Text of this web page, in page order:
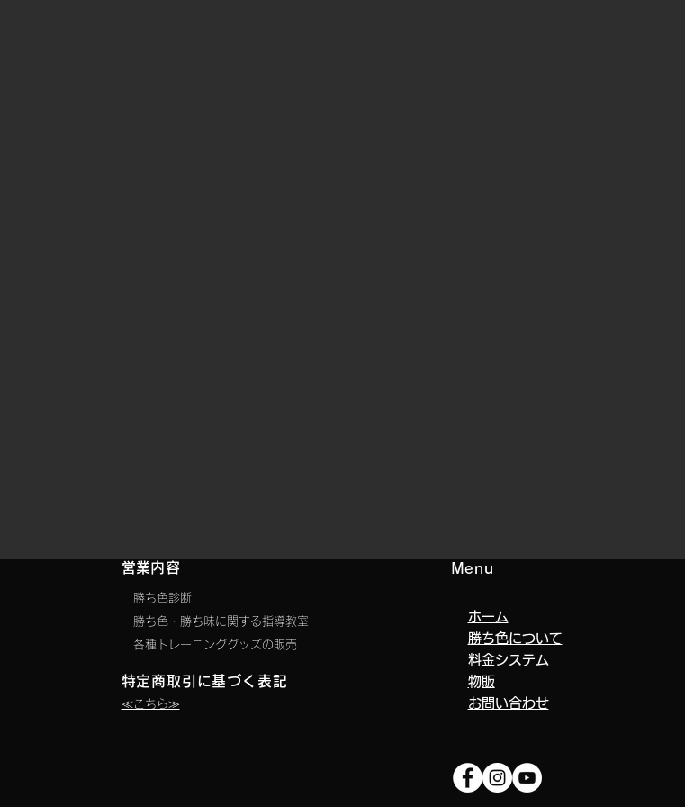
​営業内容
勝ち色診断
​勝ち色・勝ち味に関する指導教室
​各種トレーニンググッズの販売
特定商取引に基づく表記
​≪こちら≫
Menu
ホーム
勝ち色について
​料金システム
​物販
​お問い合わせ